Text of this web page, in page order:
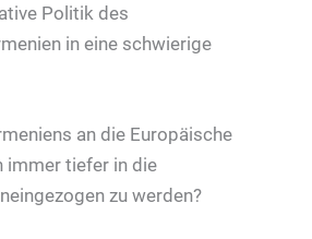
Politik des
in eine schwierige
an die Europäische
immer tiefer in die
zu werden?